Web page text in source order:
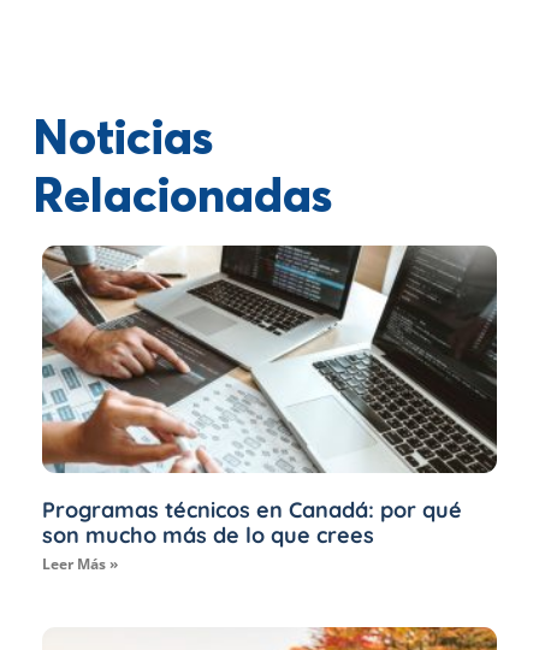
Noticias
Relacionadas
Programas técnicos en Canadá: por qué
son mucho más de lo que crees
Leer Más »